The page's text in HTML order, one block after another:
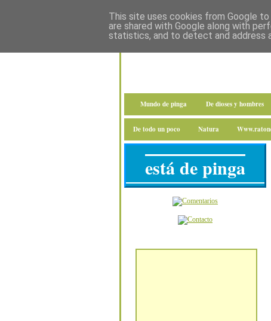
Mundo de pinga De dioses y hombres
De todo un poco Natura
está de pinga
This site uses cookies from Google
are shared with Google along with
statistics, and to detect and address